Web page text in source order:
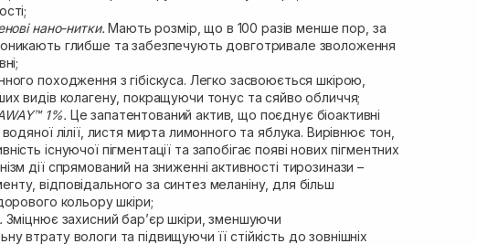
нано-нитки. Мають розмір, що в 100 разів менше пор, за
глибше та забезпечують довготривале зволоження
походження з гібіскуса. Легко засвоюється шкірою,
видів колагену, покращуючи тонус та сяйво обличчя;
1%. Це запатентований актив, що поєднує біоактивні
водяної лілії, листя мирта лимонного та яблука. Вирівнює тон,
існуючої пігментації та запобігає появі нових пігментних
дії спрямований на зниженні активності тирозинази –
відповідального за синтез меланіну, для більш
кольору шкіри;
Зміцнює захисний бар’єр шкіри, зменшуючи
втрату вологи та підвищуючи її стійкість до зовнішніх